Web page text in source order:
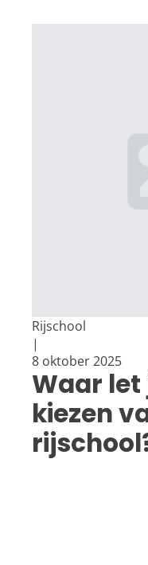
Rijschool
|
8 oktober 2025
Waar let
kiezen